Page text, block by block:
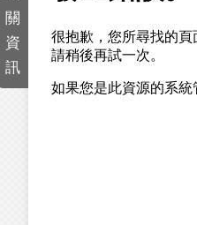
關
資
訊